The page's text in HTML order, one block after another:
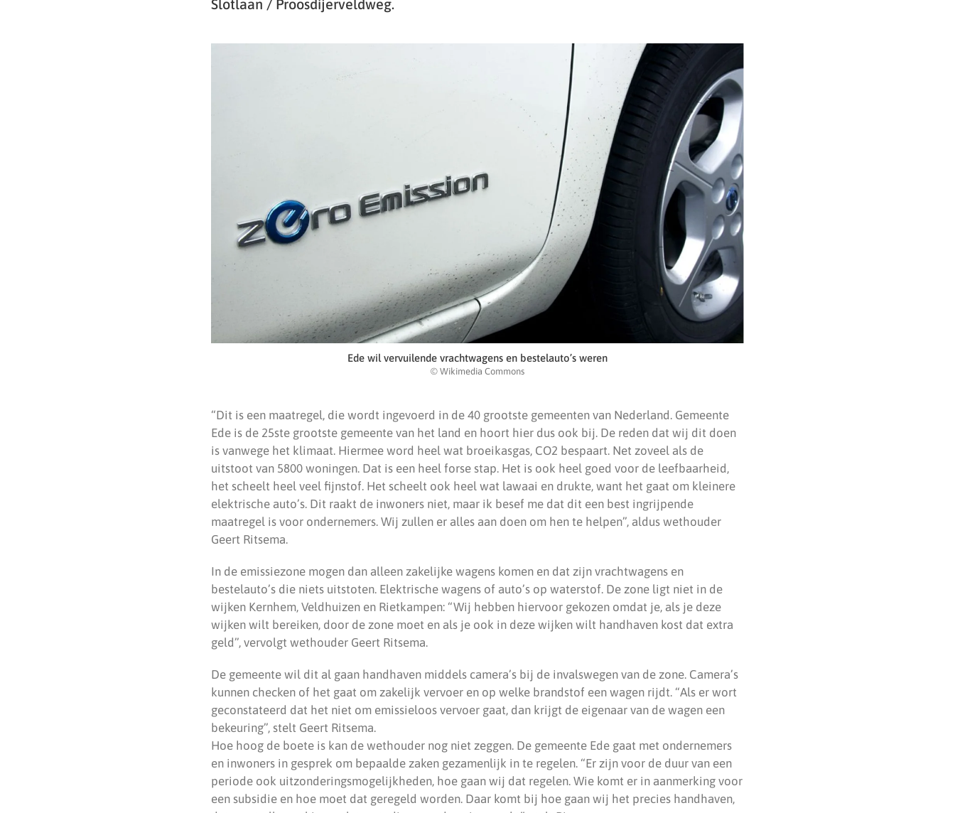
Slotlaan / Proosdijerveldweg.
Ede wil vervuilende vrachtwagens en bestelauto’s weren
© Wikimedia Commons
“Dit is een maatregel, die wordt ingevoerd in de 40 grootste gemeenten van Nederland. Gemeente
Ede is de 25ste grootste gemeente van het land en hoort hier dus ook bij. De reden dat wij dit doen
is vanwege het klimaat. Hiermee word heel wat broeikasgas, CO2 bespaart. Net zoveel als de
uitstoot van 5800 woningen. Dat is een heel forse stap. Het is ook heel goed voor de leefbaarheid,
het scheelt heel veel fijnstof. Het scheelt ook heel wat lawaai en drukte, want het gaat om kleinere
elektrische auto’s. Dit raakt de inwoners niet, maar ik besef me dat dit een best ingrijpende
maatregel is voor ondernemers. Wij zullen er alles aan doen om hen te helpen”, aldus wethouder
Geert Ritsema.
In de emissiezone mogen dan alleen zakelijke wagens komen en dat zijn vrachtwagens en
bestelauto’s die niets uitstoten. Elektrische wagens of auto’s op waterstof. De zone ligt niet in de
wijken Kernhem, Veldhuizen en Rietkampen: “Wij hebben hiervoor gekozen omdat je, als je deze
wijken wilt bereiken, door de zone moet en als je ook in deze wijken wilt handhaven kost dat extra
geld”, vervolgt wethouder Geert Ritsema.
De gemeente wil dit al gaan handhaven middels camera’s bij de invalswegen van de zone. Camera’s
kunnen checken of het gaat om zakelijk vervoer en op welke brandstof een wagen rijdt. “Als er wort
geconstateerd dat het niet om emissieloos vervoer gaat, dan krijgt de eigenaar van de wagen een
bekeuring”, stelt Geert Ritsema.
Hoe hoog de boete is kan de wethouder nog niet zeggen. De gemeente Ede gaat met ondernemers
en inwoners in gesprek om bepaalde zaken gezamenlijk in te regelen. “Er zijn voor de duur van een
periode ook uitzonderingsmogelijkheden, hoe gaan wij dat regelen. Wie komt er in aanmerking voor
een subsidie en hoe moet dat geregeld worden. Daar komt bij hoe gaan wij het precies handhaven,